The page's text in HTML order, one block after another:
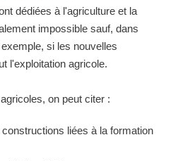
dédiées à l'agriculture et la
impossible sauf, dans
si les nouvelles
l'exploitation agricole.
on peut citer :
liées à la formation